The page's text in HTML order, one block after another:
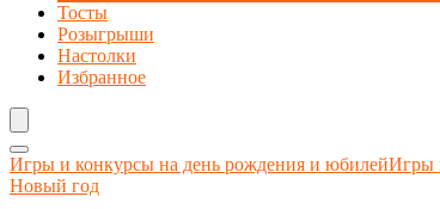
Тосты
Розыгрыши
Настолки
Избранное
Игры и конкурсы на день рождения и юбилейИгры
Новый год